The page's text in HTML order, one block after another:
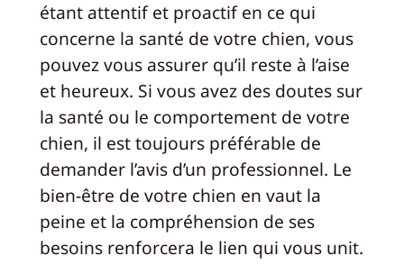
étant attentif et proactif en ce qui
concerne la santé de votre chien, vous
pouvez vous assurer qu’il reste à l’aise
et heureux. Si vous avez des doutes sur
la santé ou le comportement de votre
chien, il est toujours préférable de
demander l’avis d’un professionnel. Le
bien-être de votre chien en vaut la
peine et la compréhension de ses
besoins renforcera le lien qui vous unit.